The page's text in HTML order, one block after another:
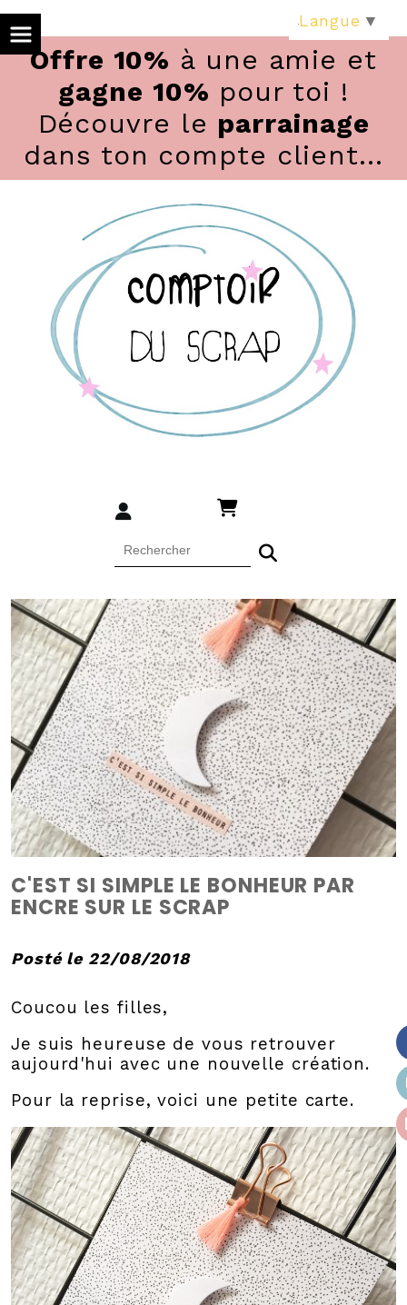
Offre 10% à une amie et
gagne 10% pour toi !
Découvre le parrainage
dans ton compte client...
C'EST SI SIMPLE LE BONHEUR PAR
ENCRE SUR LE SCRAP
Posté le 22/08/2018
Coucou les filles,
Je suis heureuse de vous retrouver
aujourd'hui avec une nouvelle création.
Pour la reprise, voici une petite carte.
Langue ▼